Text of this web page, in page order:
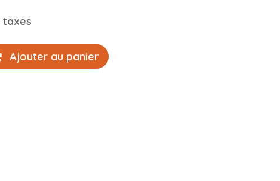
taxes
Ajouter au panier